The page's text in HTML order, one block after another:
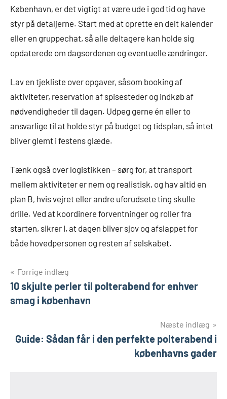
København, er det vigtigt at være ude i god tid og have
styr på detaljerne. Start med at oprette en delt kalender
eller en gruppechat, så alle deltagere kan holde sig
opdaterede om dagsordenen og eventuelle ændringer.
Lav en tjekliste over opgaver, såsom booking af
aktiviteter, reservation af spisesteder og indkøb af
nødvendigheder til dagen. Udpeg gerne én eller to
ansvarlige til at holde styr på budget og tidsplan, så intet
bliver glemt i festens glæde.
Tænk også over logistikken – sørg for, at transport
mellem aktiviteter er nem og realistisk, og hav altid en
plan B, hvis vejret eller andre uforudsete ting skulle
drille. Ved at koordinere forventninger og roller fra
starten, sikrer I, at dagen bliver sjov og afslappet for
både hovedpersonen og resten af selskabet.
Indlægsnavigation
Forrige indlæg
10 skjulte perler til polterabend for enhver
smag i københavn
Næste indlæg
Guide: Sådan får i den perfekte polterabend i
københavns gader